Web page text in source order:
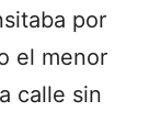
por
el menor
calle sin